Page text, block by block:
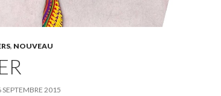
, NOUVEAU
SEPTEMBRE 2015